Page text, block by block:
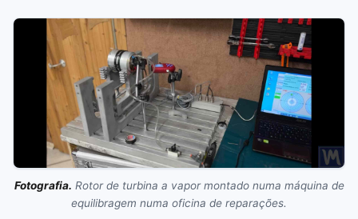
Fotografia. Rotor de turbina a vapor montado numa máquina de
equilibragem numa oficina de reparações.